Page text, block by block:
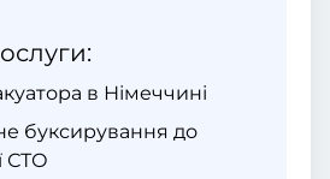
в Німеччині
буксирування до
СТО